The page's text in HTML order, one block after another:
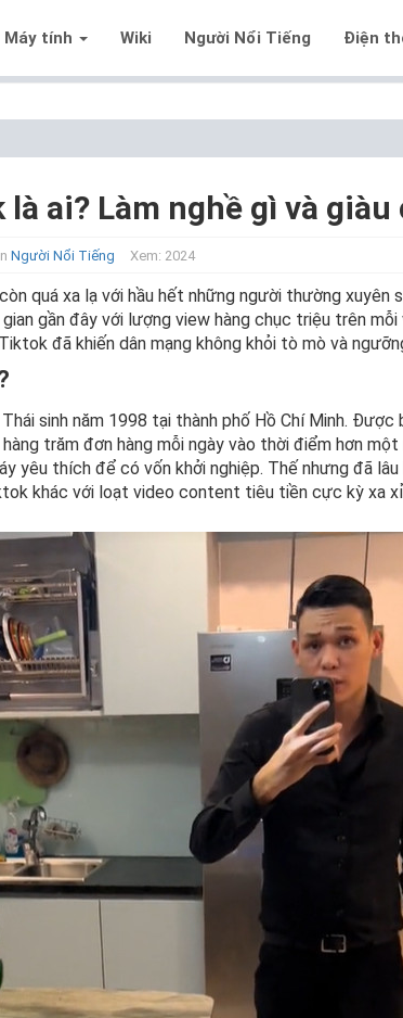
Máy tính Wiki Người Nổi Tiếng Điện
ai? Làm nghề gì và giàu
Người Nổi Tiếng Xem: 2024
quá xa lạ với hầu hết những người thường xuyên
gần đây với lượng view hàng chục triệu trên
đã khiến dân mạng không khỏi tò mò và
sinh năm 1998 tại thành phố Hồ Chí Minh.
trăm đơn hàng mỗi ngày vào thời điểm hơn
yêu thích để có vốn khởi nghiệp. Thế nhưng đã
khác với loạt video content tiêu tiền cực kỳ xa